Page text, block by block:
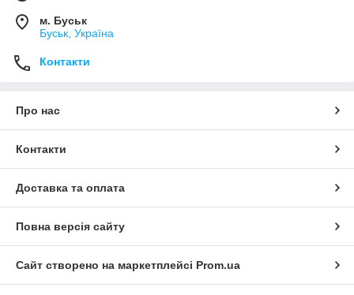
м. Буськ
Буськ, Україна
Контакти
Про нас
Контакти
Доставка та оплата
Повна версія сайту
Сайт створено на маркетплейсі Prom.ua